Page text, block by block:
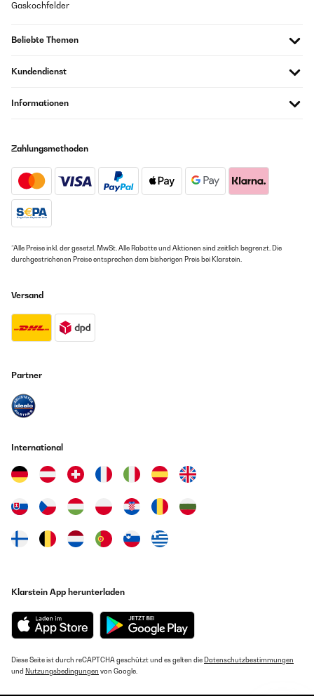
Gaskochfelder
Beliebte Themen
Kundendienst
Informationen
Zahlungsmethoden
*Alle Preise inkl. der gesetzl. MwSt. Alle Rabatte und Aktionen sind zeitlich begrenzt. Die
durchgestrichenen Preise entsprechen dem bisherigen Preis bei Klarstein.
Versand
Partner
International
Klarstein App herunterladen
Diese Seite ist durch reCAPTCHA geschützt und es gelten die Datenschutzbestimmungen
und Nutzungsbedingungen von Google.